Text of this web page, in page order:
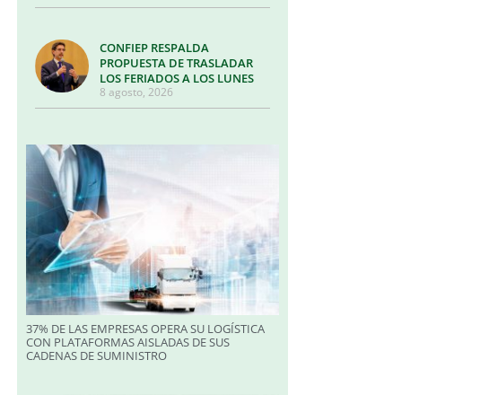
CONFIEP RESPALDA
PROPUESTA DE TRASLADAR
LOS FERIADOS A LOS LUNES
8 agosto, 2026
37% DE LAS EMPRESAS OPERA SU LOGÍSTICA
CON PLATAFORMAS AISLADAS DE SUS
CADENAS DE SUMINISTRO